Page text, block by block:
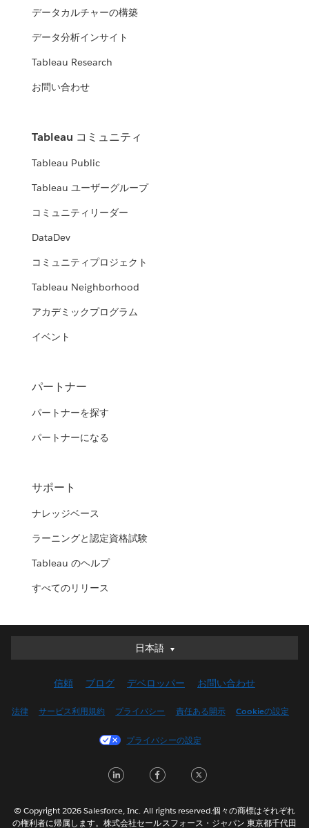
データカルチャーの構築
データ分析インサイト
Tableau Research
お問い合わせ
Tableau コミュニティ
Tableau Public
Tableau ユーザーグループ
コミュニティリーダー
DataDev
コミュニティプロジェクト
Tableau Neighborhood
アカデミックプログラム
イベント
パートナー
パートナーを探す
パートナーになる
サポート
ナレッジベース
ラーニングと認定資格試験
Tableau のヘルプ
すべてのリリース
日本語
日本語
English (UK)
Français (Canada)
Italiano
Nederlands
信頼 ブログ デベロッパー お問い合わせ
法律 サービス利用規約 プライバシー 責任ある開示 Cookieの設定
プライバシーの設定
LinkedInFacebook
© Copyright 2026 Salesforce, Inc. All rights reserved.個々の商標はそれぞれ
の権利者に帰属します。株式会社セールスフォース・ジャパン 東京都千代田